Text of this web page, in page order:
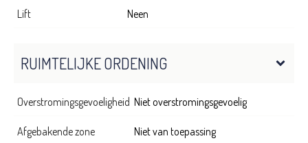
Lift Neen
RUIMTELIJKE ORDENING
Overstromingsgevoeligheid Niet overstromingsgevoelig
Afgebakende zone Niet van toepassing